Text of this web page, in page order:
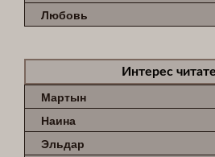
Любовь
Интерес
Мартын
Наина
Эльдар